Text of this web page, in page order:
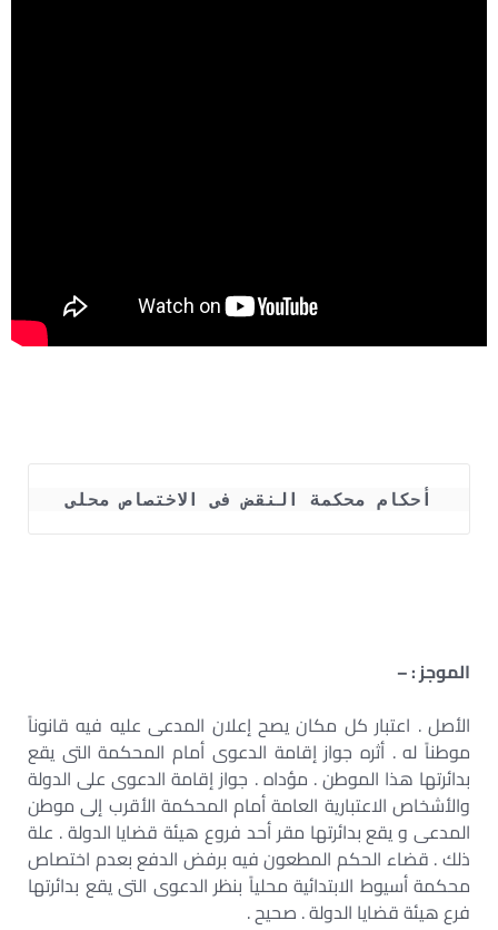
أحكام محكمة النقض فى الاختصاص محلى
الموجز : –
الأصل . اعتبار كل مكان يصح إعلان المدعى عليه فيه قانوناً
موطناً له . أثره جواز إقامة الدعوى أمام المحكمة التى يقع
بدائرتها هذا الموطن . مؤداه . جواز إقامة الدعوى على الدولة
والأشخاص الاعتبارية العامة أمام المحكمة الأقرب إلى موطن
المدعى و يقع بدائرتها مقر أحد فروع هيئة قضايا الدولة . علة
ذلك . قضاء الحكم المطعون فيه برفض الدفع بعدم اختصاص
محكمة أسيوط الابتدائية محلياً بنظر الدعوى التى يقع بدائرتها
فرع هيئة قضايا الدولة . صحيح .